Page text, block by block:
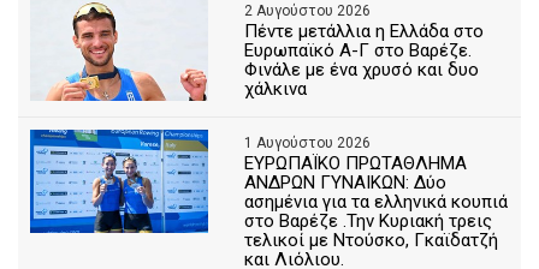
2 Αυγούστου 2026
Πέντε μετάλλια η Ελλάδα στο
Ευρωπαϊκό Α-Γ στο Βαρέζε.
Φινάλε με ένα χρυσό και δυο
χάλκινα
1 Αυγούστου 2026
ΕΥΡΩΠΑΪΚΟ ΠΡΩΤΑΘΛΗΜΑ
ΑΝΔΡΩΝ ΓΥΝΑΙΚΩΝ: Δύο
ασημένια για τα ελληνικά κουπιά
στο Βαρέζε .Την Κυριακή τρεις
τελικοί με Ντούσκο, Γκαϊδατζή
και Λιόλιου.